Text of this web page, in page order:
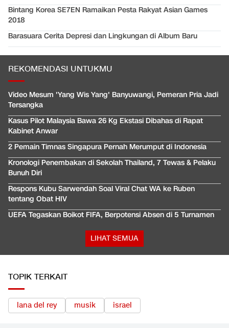
Bintang Korea SE7EN Ramaikan Pesta Rakyat Asian Games
2018
Barasuara Cerita Depresi dan Lingkungan di Album Baru
REKOMENDASI UNTUKMU
Video Mesum 'Yang Wis Yang' Banyuwangi, Pemeran Pria Jadi
Tersangka
Kasus Pilot Malaysia Bawa 26 Kg Ekstasi Dibahas di Rapat
Kabinet Anwar
2 Pemain Timnas Singapura Pernah Merumput di Indonesia
Kronologi Penembakan di Sekolah Thailand, 7 Tewas & Pelaku
Bunuh Diri
Respons Kubu Sarwendah Soal Viral Chat WA ke Ruben
tentang Obat HIV
UEFA Tegaskan Boikot FIFA, Berpotensi Absen di 5 Turnamen
LIHAT SEMUA
TOPIK TERKAIT
lana del rey musik israel